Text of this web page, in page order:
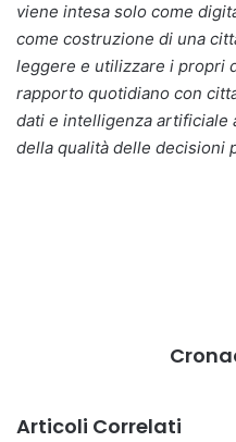
viene intesa solo come
come costruzione di una
leggere e utilizzare i propri
rapporto quotidiano con
dati e intelligenza artificiale
della qualità delle decisioni
Articoli Correlati